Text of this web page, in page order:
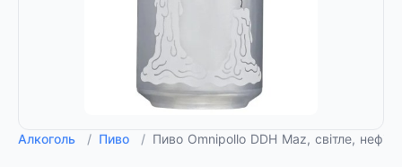
Алкоголь / Пиво / Пиво Omnipollo DDH Maz, світле,